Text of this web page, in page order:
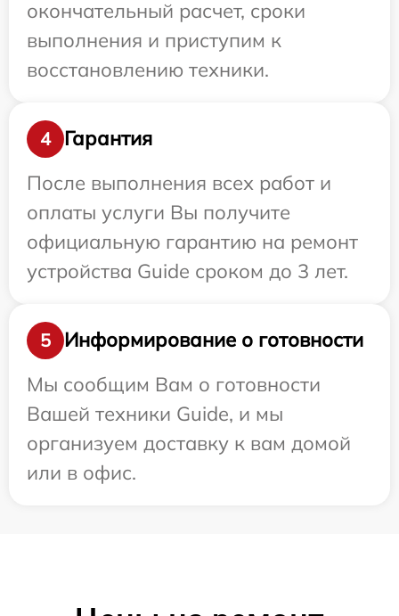
окончательный расчет, сроки
выполнения и приступим к
восстановлению техники.
4
Гарантия
После выполнения всех работ и
оплаты услуги Вы получите
официальную гарантию на ремонт
устройства Guide сроком до 3 лет.
5
Информирование о готовности
Мы сообщим Вам о готовности
Вашей техники Guide, и мы
организуем доставку к вам домой
или в офис.